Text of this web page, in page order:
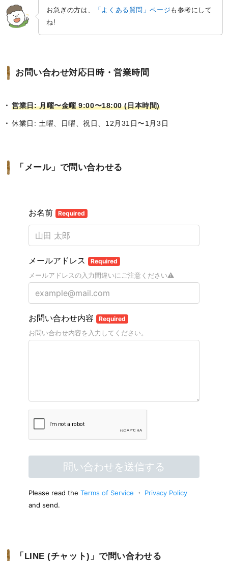
お急ぎの方は、 「よくある質問」ページ も参考にして
ね!
お問い合わせ対応日時・営業時間
営業日: 月曜〜金曜 9:00〜18:00 (日本時間)
休業日: 土曜、日曜、祝日、12月31日〜1月3日
「メール」で問い合わせる
「LINE (チャット)」で問い合わせる